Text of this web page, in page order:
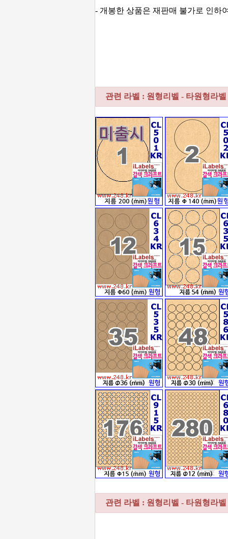
- 개봉한 상품은 재판매 불가로 인하
관련 라벨 : 원형리벨 - 타원형라벨
관련 라벨 : 원형리벨 - 타원형라벨